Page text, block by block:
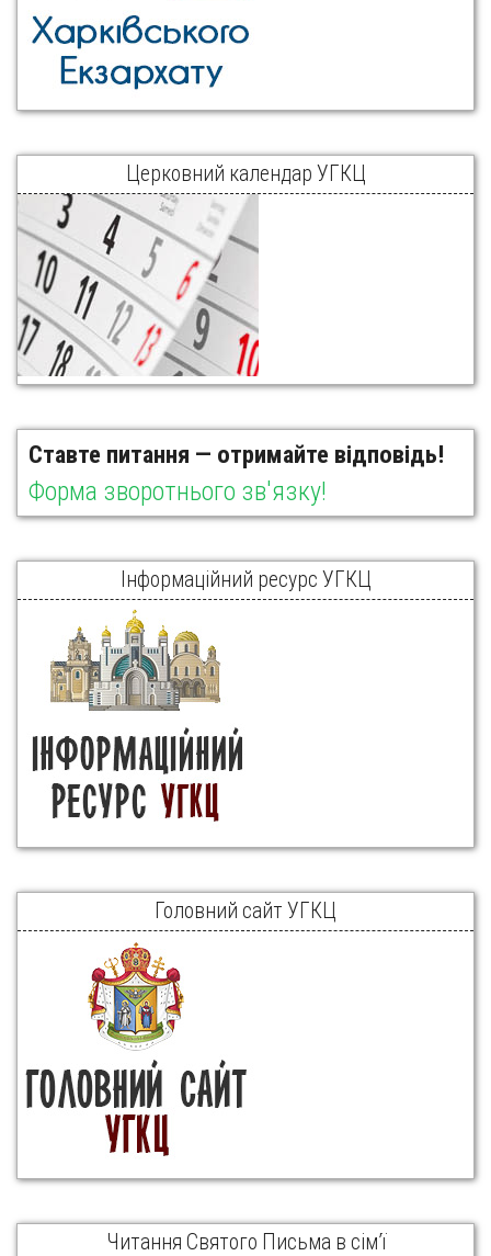
Церковний календар УГКЦ
Ставте питання — отримайте відповідь!
Форма зворотнього зв'язку!
Інформаційний ресурс УГКЦ
Головний сайт УГКЦ
Читання Святого Письма в сім’ї